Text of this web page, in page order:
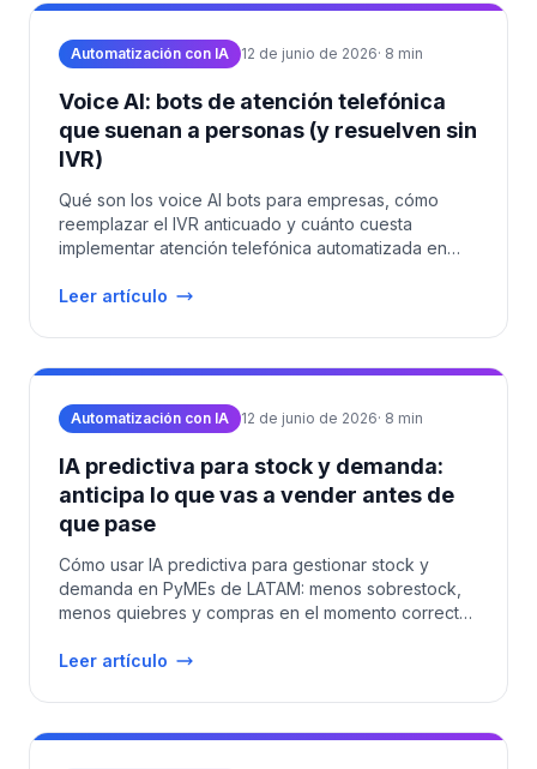
Automatización con IA 12 de junio de 2026· 8 min
Voice AI: bots de atención telefónica
que suenan a personas (y resuelven sin
IVR)
Qué son los voice AI bots para empresas, cómo
reemplazar el IVR anticuado y cuánto cuesta
implementar atención telefónica automatizada en
Leer artículo
Automatización con IA 12 de junio de 2026· 8 min
IA predictiva para stock y demanda:
anticipa lo que vas a vender antes de
que pase
Cómo usar IA predictiva para gestionar stock y
demanda en PyMEs de LATAM: menos sobrestock,
menos quiebres y compras en el momento correcto.
Leer artículo